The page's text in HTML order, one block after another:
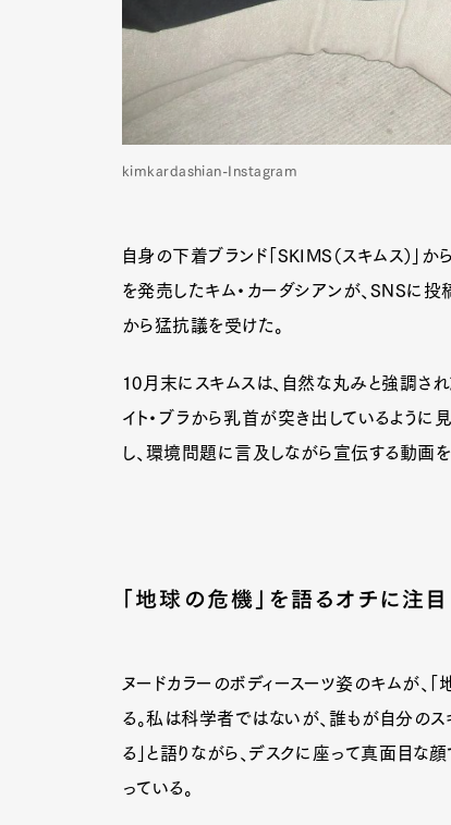
kimkardashian-Instagram
自身の下着ブランド「SKIMS（スキムス）」か
を発売したキム・カーダシアンが、SNSに
から猛抗議を受けた。
10月末にスキムスは、自然な丸みと強調さ
イト・ブラから乳首が突き出しているよう
し、環境問題に言及しながら宣伝する動画を
「地球の危機」を語るオチに注目
ヌードカラーのボディースーツ姿のキムが、
る。私は科学者ではないが、誰もが自分の
る」と語りながら、デスクに座って真面目な
っている。